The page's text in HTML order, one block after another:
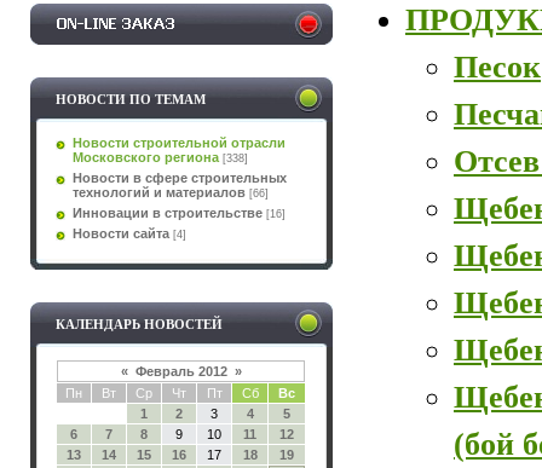
НОВОСТИ ПО ТЕМАМ
Новости строительной отрасли
Московского региона [338]
Новости в сфере строительных
технологий и материалов [66]
Инновации в строительстве [16]
Новости сайта [4]
КАЛЕНДАРЬ НОВОСТЕЙ
« Февраль 2012 »
Пн
Вт Ср Чт Пт Сб
Вс
1
2 3 4
5
6
7 8 9 10 11
12
13
14 15 16 17 18
19
Песок
(бой